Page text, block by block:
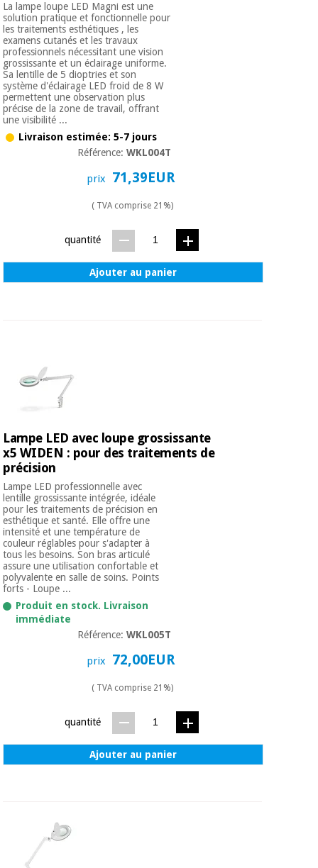
Instruments
chirurgicaux
(déstockage)
La lampe loupe LED Magni est une
solution pratique et fonctionnelle pour
les traitements esthétiques , les
examens cutanés et les travaux
professionnels nécessitant une vision
grossissante et un éclairage uniforme.
Sa lentille de 5 dioptries et son
système d'éclairage LED froid de 8 W
permettent une observation plus
précise de la zone de travail, offrant
une visibilité ...
Livraison estimée: 5-7 jours
Référence:WKL004T
prix 71,39EUR
( TVA comprise 21%)
quantité
Ajouter au panier
Lampe LED avec loupe grossissante
x5 WIDEN : pour des traitements de
précision
Lampe LED professionnelle avec
lentille grossissante intégrée, idéale
pour les traitements de précision en
esthétique et santé. Elle offre une
intensité et une température de
couleur réglables pour s'adapter à
tous les besoins. Son bras articulé
assure une utilisation confortable et
polyvalente en salle de soins. Points
forts - Loupe ...
Produit en stock. Livraison
immédiate
Référence:WKL005T
prix 72,00EUR
( TVA comprise 21%)
quantité
Ajouter au panier